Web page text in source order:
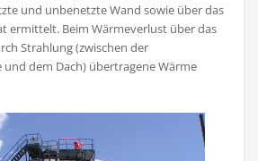
und unbenetzte Wand sowie über das
ermittelt. Beim Wärmeverlust über das
Strahlung (zwischen der
und dem Dach) übertragene Wärme